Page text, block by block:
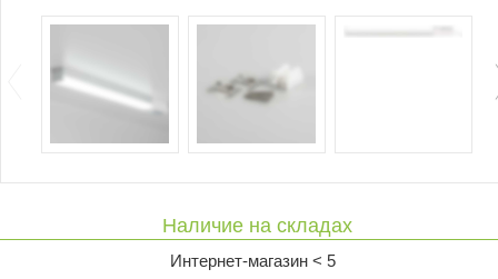
Наличие на складах
Интернет-магазин < 5